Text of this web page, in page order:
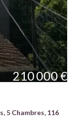
210 000 €
5 Chambres, 116